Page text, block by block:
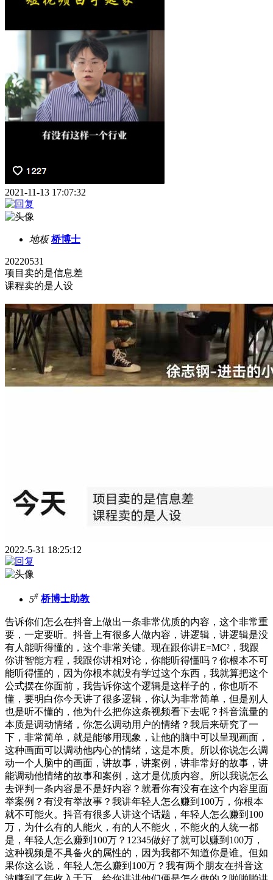
2021-11-13 17:07:32
地板 桥博士
20220531
项目卖的是信息差
课程卖的是人设
2022-5-31 18:25:12
5# 桥博士助教
告诉你们怎么在抖音上做出一条非常优质的内容，这个非常重
要，一定要听。抖音上有很多人做内容，讲逻辑，讲逻辑是没
有人能听得懂的，这个非常关键。现在跟你讲E=MC²，我跟
你讲智能方程，我跟你讲相对论，你能听得懂吗？你根本不可
能听得懂的，因为你根本就没有学过这个东西，我就算把这个
公式摆在你面前，我告诉你这个逻辑是这样子的，你也听不
懂，要明白你今天讲了很多逻辑，你认为非常简单，但是别人
也是听不懂的，他为什么把你这条视频看下去呢？抖音流量的
本质是调动情绪，你怎么调动用户的情绪？我后来研究了一
下，非常简单，就是能够用现象，让他的脑中可以呈现画面，
这种画面可以调动他内心的情绪，这是本质。所以你说怎么调
动一个人脑中的画面，讲故事，讲案例，讲非常好的故事，讲
能调动他情绪的故事和案例，这才是优质内容。所以我说怎么
去评判一条内容是不是好内容？就看你有没有在这个内容里面
举案例？有没有举故事？我讲年轻人怎么赚到100万，你根本
就不可能火。抖音有很多人讲这个话题，年轻人怎么赚到100
万，为什么有的人能火，有的人不能火，不能火的人统一都
是，年轻人怎么赚到100万？12345做好了就可以赚到100万，
这种视频是不具备火的属性的，因为我都不知道你是谁。但如
果你这么说，年轻人怎么赚到100万？我有两个朋友在抖音这